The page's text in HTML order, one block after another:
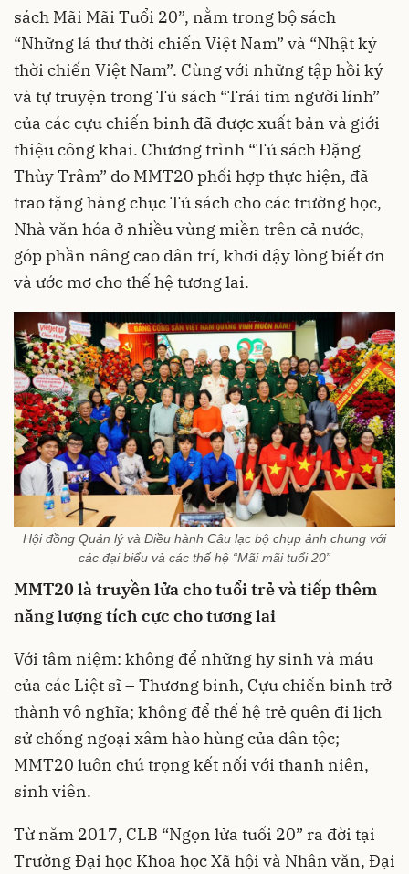
sách Mãi Mãi Tuổi 20”, nằm trong bộ sách
“Những lá thư thời chiến Việt Nam” và “Nhật ký
thời chiến Việt Nam”. Cùng với những tập hồi ký
và tự truyện trong Tủ sách “Trái tim người lính”
của các cựu chiến binh đã được xuất bản và giới
thiệu công khai. Chương trình “Tủ sách Đặng
Thùy Trâm” do MMT20 phối hợp thực hiện, đã
trao tặng hàng chục Tủ sách cho các trường học,
Nhà văn hóa ở nhiều vùng miền trên cả nước,
góp phần nâng cao dân trí, khơi dậy lòng biết ơn
và ước mơ cho thế hệ tương lai.
Hội đồng Quản lý và Điều hành Câu lạc bộ chụp ảnh chung với
các đại biểu và các thế hệ “Mãi mãi tuổi 20”
MMT20 là truyền lửa cho tuổi trẻ và tiếp thêm
năng lượng tích cực cho tương lai
Với tâm niệm: không để những hy sinh và máu
của các Liệt sĩ – Thương binh, Cựu chiến binh trở
thành vô nghĩa; không để thế hệ trẻ quên đi lịch
sử chống ngoại xâm hào hùng của dân tộc;
MMT20 luôn chú trọng kết nối với thanh niên,
sinh viên.
Từ năm 2017, CLB “Ngọn lửa tuổi 20” ra đời tại
Trường Đại học Khoa học Xã hội và Nhân văn, Đại